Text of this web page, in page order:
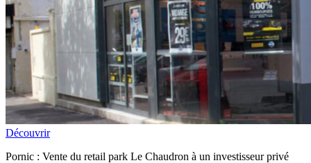
Découvrir
Pornic : Vente du retail park Le Chaudron à un investisseur privé